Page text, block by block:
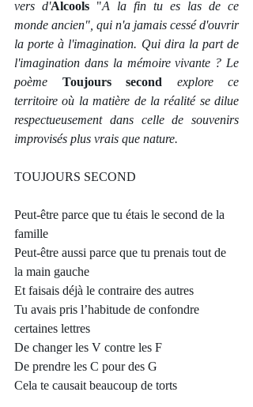
vers d'Alcools "A la fin tu es las de ce
monde ancien", qui n'a jamais cessé d'ouvrir
la porte à l'imagination. Qui dira la part de
l'imagination dans la mémoire vivante ? Le
poème Toujours second
explore ce
territoire où la matière de la réalité se dilue
respectueusement dans celle de souvenirs
improvisés plus vrais que nature.
TOUJOURS SECOND
Peut-être parce que tu étais le second de la
famille
Peut-être aussi parce que tu prenais tout de
la main gauche
Et faisais déjà le contraire des autres
Tu avais pris l’habitude de confondre
certaines lettres
De changer les V contre les F
De prendre les C pour des G
Cela te causait beaucoup de torts